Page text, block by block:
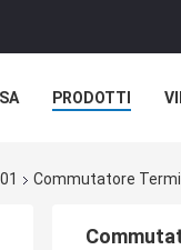
PRODOTTI
Commutatore